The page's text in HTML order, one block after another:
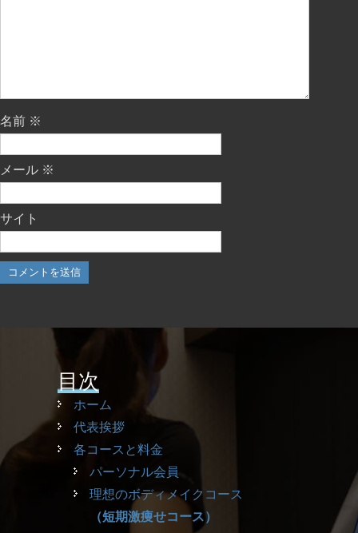
名前 ※
メール ※
サイト
目次
ホーム
代表挨拶
各コースと料金
パーソナル会員
理想のボディメイクコース
（短期激痩せコース）